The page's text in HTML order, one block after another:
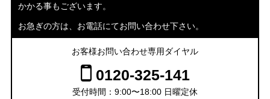
かかる事もございます。
お急ぎの方は、お電話にてお問い合わせ下さい。
お客様お問い合わせ専用ダイヤル
0120-325-141
受付時間：9:00〜18:00 日曜定休